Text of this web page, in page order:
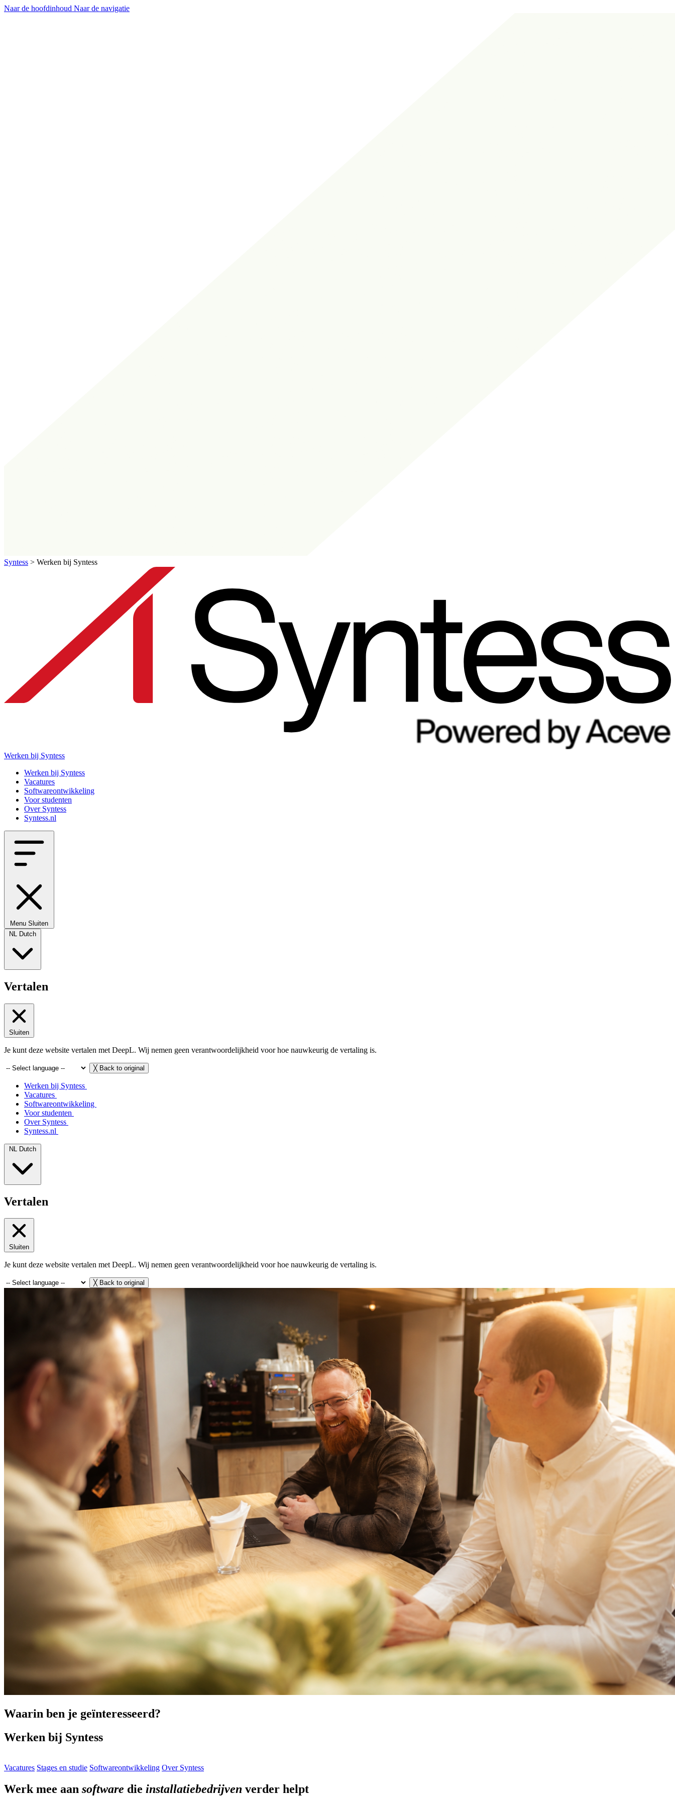
Naar de hoofdinhoud Naar de navigatie
Syntess > Werken bij Syntess
Werken bij Syntess
Werken bij Syntess
Vacatures
Softwareontwikkeling
Voor studenten
Over Syntess
Syntess.nl
Menu Sluiten
NL
Dutch
Vertalen
Sluiten
Je kunt deze website vertalen met DeepL. Wij nemen geen verantwoordelijkheid voor hoe nauwkeurig de vertaling is.
╳ Back to original
Werken bij Syntess
Vacatures
Softwareontwikkeling
Voor studenten
Over Syntess
Syntess.nl
NL Dutch
Vertalen
Sluiten
Je kunt deze website vertalen met DeepL. Wij nemen geen verantwoordelijkheid voor hoe nauwkeurig de vertaling is.
╳ Back to original
Waarin ben je geïnteresseerd?
Werken bij Syntess
Vacatures Stages en studie Softwareontwikkeling Over Syntess
Werk mee aan software die installatiebedrijven verder helpt